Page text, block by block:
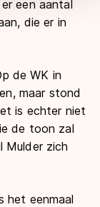
een aantal
die er in
de WK in
maar stond
is echter niet
de toon zal
Mulder zich
het eenmaal